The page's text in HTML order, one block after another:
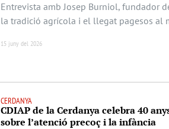
Entrevista amb Josep Burniol, fundador
la tradició agrícola i el llegat pagesos al
15 juny del 2026
CERDANYA
CDIAP de la Cerdanya celebra 40
sobre l’atenció precoç i la infància